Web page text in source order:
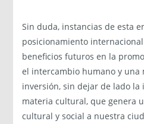
Sin duda, instancias de esta
posicionamiento
beneficios futuros en la
el intercambio humano y una
inversión, sin dejar de lado la
materia cultural, que genera
cultural y social a nuestra